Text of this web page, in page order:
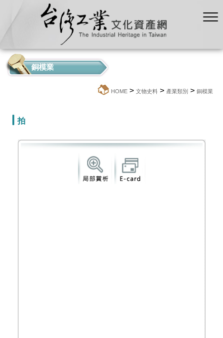
銅模業
HOME > 文物史料 > 產業類別 > 銅模業
拍